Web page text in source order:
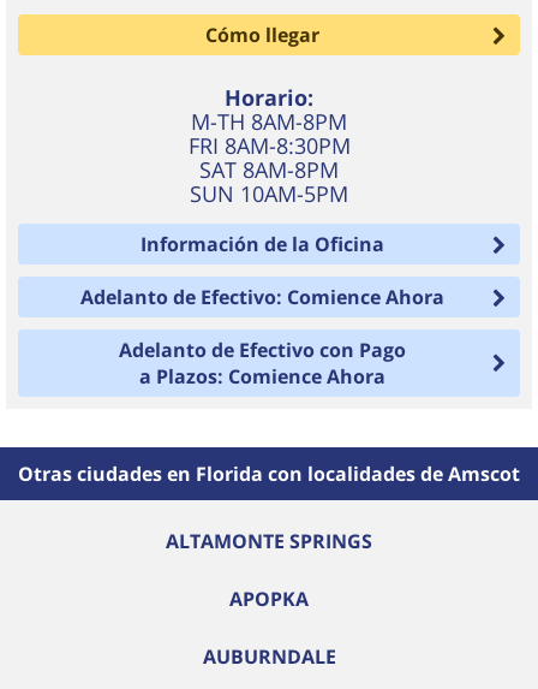
Cómo llegar
Horario:
M-TH 8AM-8PM
FRI 8AM-8:30PM
SAT 8AM-8PM
SUN 10AM-5PM
Información de la Oficina
Adelanto de Efectivo: Comience Ahora
Adelanto de Efectivo con Pago
a Plazos: Comience Ahora
Otras ciudades en Florida con localidades de Amscot
ALTAMONTE SPRINGS
APOPKA
AUBURNDALE